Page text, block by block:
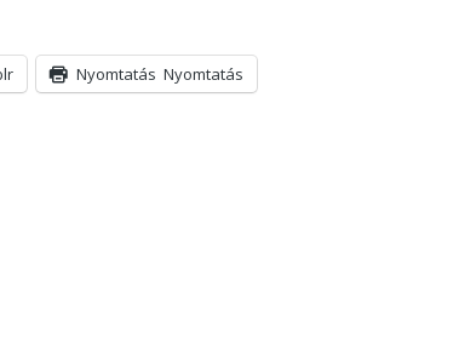
Nyomtatás Nyomtatás